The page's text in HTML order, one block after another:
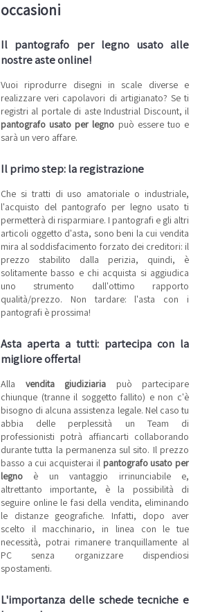
occasioni
Il pantografo per legno usato alle
nostre aste online!
Vuoi riprodurre disegni in scale diverse e
realizzare veri capolavori di artigianato? Se ti
registri al portale di aste Industrial Discount, il
pantografo usato per legno può essere tuo e
sarà un vero affare.
Il primo step: la registrazione
Che si tratti di uso amatoriale o industriale,
l'acquisto del pantografo per legno usato ti
permetterà di risparmiare. I pantografi e gli altri
articoli oggetto d'asta, sono beni la cui vendita
mira al soddisfacimento forzato dei creditori: il
prezzo stabilito dalla perizia, quindi, è
solitamente basso e chi acquista si aggiudica
uno strumento dall'ottimo rapporto
qualità/prezzo. Non tardare: l'asta con i
pantografi è prossima!
Asta aperta a tutti: partecipa con la
migliore offerta!
Alla vendita giudiziaria può partecipare
chiunque (tranne il soggetto fallito) e non c'è
bisogno di alcuna assistenza legale. Nel caso tu
abbia delle perplessità un Team di
professionisti potrà affiancarti collaborando
durante tutta la permanenza sul sito. Il prezzo
basso a cui acquisterai il pantografo usato per
legno è un vantaggio irrinunciabile e,
altrettanto importante, è la possibilità di
seguire online le fasi della vendita, eliminando
le distanze geografiche. Infatti, dopo aver
scelto il macchinario, in linea con le tue
necessità, potrai rimanere tranquillamente al
PC senza organizzare dispendiosi
spostamenti.
L'importanza delle schede tecniche e